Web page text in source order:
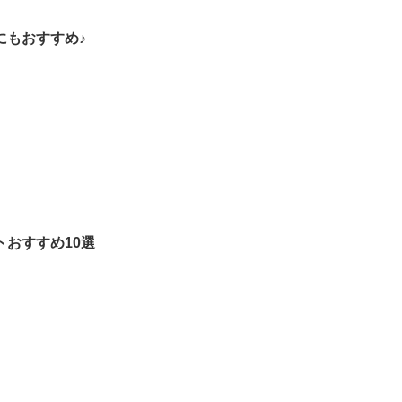
もおすすめ♪
おすすめ10選